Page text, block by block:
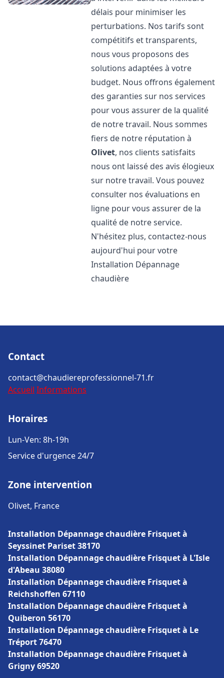
délais pour minimiser les
perturbations. Nos tarifs sont
compétitifs et transparents,
nous vous proposons des
solutions adaptées à votre
budget. Nous offrons également
des garanties sur nos services
pour vous assurer de la qualité
de notre travail. Nous sommes
fiers de notre réputation à
Olivet, nos clients satisfaits
nous ont laissé des avis élogieux
sur notre travail. Vous pouvez
consulter nos évaluations en
ligne pour vous assurer de la
qualité de notre service.
N'hésitez plus, contactez-nous
aujourd'hui pour votre
Installation Dépannage
chaudière
Contact
contact@chaudiereprofessionnel-71.fr
Accueil Informations
Horaires
Lun-Ven: 8h-19h
Service d'urgence 24/7
Zone intervention
Olivet, France
Installation Dépannage chaudière Frisquet à
Seyssinet Pariset 38170
Installation Dépannage chaudière Frisquet à L'Isle
d'Abeau 38080
Installation Dépannage chaudière Frisquet à
Reichshoffen 67110
Installation Dépannage chaudière Frisquet à
Quiberon 56170
Installation Dépannage chaudière Frisquet à Le
Tréport 76470
Installation Dépannage chaudière Frisquet à
Grigny 69520